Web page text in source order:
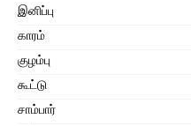
இனிப்பு
காரம்
குழம்பு
கூட்டு
சாம்பார்